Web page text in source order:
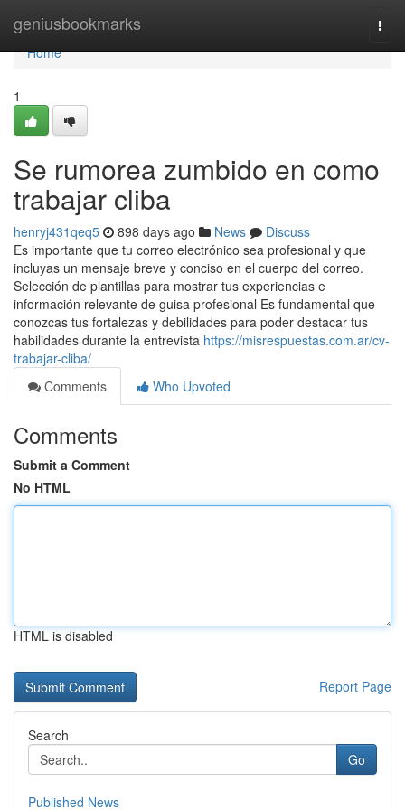
geniusbookmarks
Home
Home
1
Se rumorea zumbido en como
trabajar cliba
henryj431qeq5 898 days ago News
Discuss
Es importante que tu correo electrónico sea profesional y que
incluyas un mensaje breve y conciso en el cuerpo del correo.
Selección de plantillas para mostrar tus experiencias e
información relevante de guisa profesional Es fundamental que
conozcas tus fortalezas y debilidades para poder destacar tus
habilidades durante la entrevista https://misrespuestas.com.ar/cv-
trabajar-cliba/
Comments
Who Upvoted
Comments
Submit a Comment
No HTML
HTML is disabled
Report Page
Search
Go
Published News